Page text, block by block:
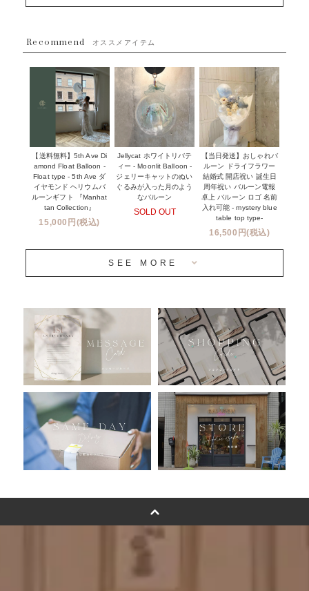
~５５００円
１１０００円以上
NEW YORK MIND - ニューヨークスタイルバルーン
※コンフェッティバルーン -プリント内容-
ハワイウェディングサービス
企業・法人様
ウェディングコンフェッティバルーン特集
実店舗について -大阪 堀江店・名古屋 星ヶ丘店・滋賀 配送
センター店・沖縄 嘉手納基地店-
プリントサービス
前撮り写真バルーン特集
姉妹店＆関連ショップについて
安心のチャビーバルーン
おすすめ商品
バルーン自動販売機
浮くバルーンオーダーメイド - coming soonn -
卓上バルーンオーダーメイド
ムーンリットバルーンについて
その他オーダーメイド
バルーンフラワーブーケについて
プリントフォント詳細＆使用例
Recommend オススメアイテム
【送料無料】5th Ave Di
amond Float Balloon -
Float type - 5th Ave ダ
イヤモンド ヘリウムバ
ルーンギフト 『Manhat
tan Collection』
15,000円(税込)
Jellycat ホワイトリバテ
ィー - Moonlit Balloon -
ジェリーキャットのぬい
ぐるみが入った月のよう
なバルーン
SOLD OUT
【当日発送】おしゃれバ
ルーン ドライフラワー
結婚式 開店祝い 誕生日
周年祝い バルーン電報
卓上 バルーン ロゴ 名前
入れ可能 - mystery blue
table top type-
16,500円(税込)
SEE MORE